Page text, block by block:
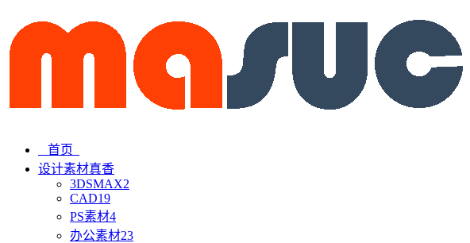
首页
设计素材真香
3DSMAX2
CAD19
PS素材4
办公素材23